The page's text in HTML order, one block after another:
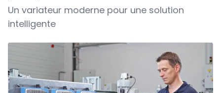
Un variateur moderne pour une solution
intelligente